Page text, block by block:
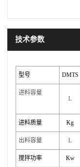
技术参数
型号 DMTS
进料容量
L
进料质量 Kg
出料容量 L
搅拌功率 Kw